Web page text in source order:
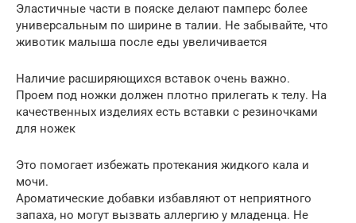
Эластичные части в пояске делают памперс более
универсальным по ширине в талии. Не забывайте, что
животик малыша после еды увеличивается
Наличие расширяющихся вставок очень важно.
Проем под ножки должен плотно прилегать к телу. На
качественных изделиях есть вставки с резиночками
для ножек
Это помогает избежать протекания жидкого кала и
мочи.
Ароматические добавки избавляют от неприятного
запаха, но могут вызвать аллергию у младенца. Не